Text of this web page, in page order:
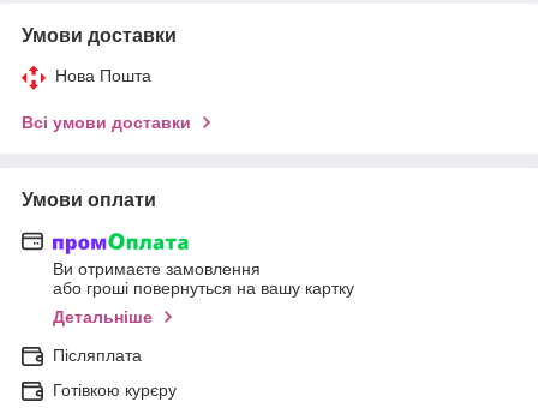
Умови доставки
Нова Пошта
Всі умови доставки
Умови оплати
Ви отримаєте замовлення
або гроші повернуться на вашу картку
Детальніше
Післяплата
Готівкою курєру